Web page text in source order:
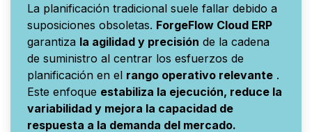
La planificación tradicional suele fallar debido a
suposiciones obsoletas. ForgeFlow Cloud ERP
garantiza la agilidad y precisión de la cadena
de suministro al centrar los esfuerzos de
planificación en el rango operativo relevante .
Este enfoque estabiliza la ejecución, reduce la
variabilidad y mejora la capacidad de
respuesta a la demanda del mercado.